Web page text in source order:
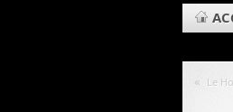
« Le